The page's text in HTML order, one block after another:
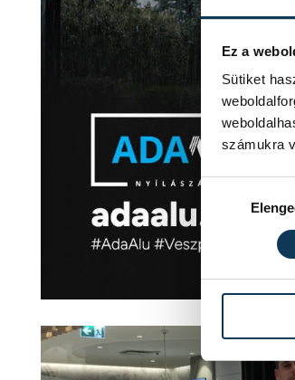
Ez a
Sütiket
számukra
Hozzájárulás